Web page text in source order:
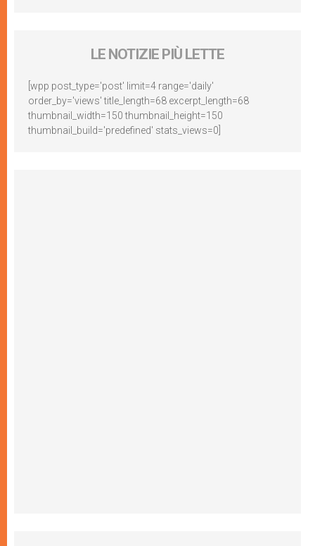
LE NOTIZIE PIÙ LETTE
[wpp post_type='post' limit=4 range='daily'
order_by='views' title_length=68 excerpt_length=68
thumbnail_width=150 thumbnail_height=150
thumbnail_build='predefined' stats_views=0]